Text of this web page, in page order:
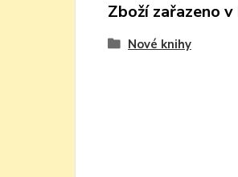
Zboží zařazeno
Nové knihy